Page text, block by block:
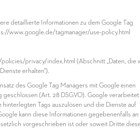
detaillierte Informationen zu dem Google Tag
www.google.de/tagmanager/use-policy.html
privacy/index.html (Abschnitt „Daten, die
erhalten“).
des Google Tag Managers mit Google einen
(Art. 28 DSGVO). Google
Tags auszulösen und die Dienste auf
kann diese Informationen gegebenenfalls an
vorgeschrieben ist oder soweit Dritte